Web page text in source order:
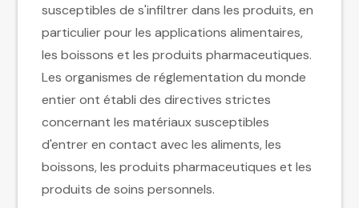
susceptibles de s'infiltrer dans les produits, en
particulier pour les applications alimentaires,
les boissons et les produits pharmaceutiques.
Les organismes de réglementation du monde
entier ont établi des directives strictes
concernant les matériaux susceptibles
d'entrer en contact avec les aliments, les
boissons, les produits pharmaceutiques et les
produits de soins personnels.